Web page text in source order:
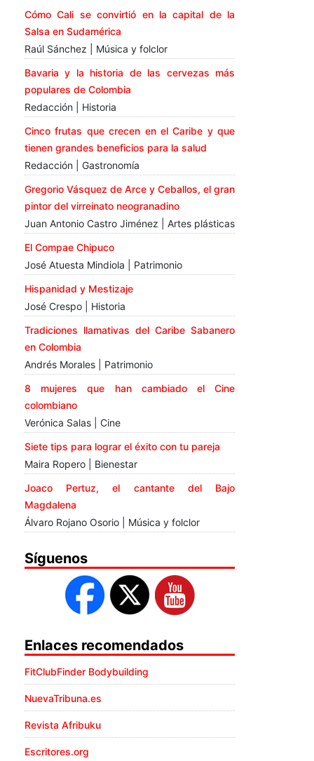
Cómo Cali se convirtió en la capital de la
Salsa en Sudamérica
Raúl Sánchez | Música y folclor
Bavaria y la historia de las cervezas más
populares de Colombia
Redacción | Historia
Cinco frutas que crecen en el Caribe y que
tienen grandes beneficios para la salud
Redacción | Gastronomía
Gregorio Vásquez de Arce y Ceballos, el gran
pintor del virreinato neogranadino
Juan Antonio Castro Jiménez | Artes plásticas
El Compae Chipuco
José Atuesta Mindiola | Patrimonio
Hispanidad y Mestizaje
José Crespo | Historia
Tradiciones llamativas del Caribe Sabanero
en Colombia
Andrés Morales | Patrimonio
8 mujeres que han cambiado el Cine
colombiano
Verónica Salas | Cine
Siete tips para lograr el éxito con tu pareja
Maira Ropero | Bienestar
Joaco Pertuz, el cantante del Bajo
Magdalena
Álvaro Rojano Osorio | Música y folclor
Síguenos
Enlaces recomendados
FitClubFinder Bodybuilding
NuevaTribuna.es
Revista Afribuku
Escritores.org